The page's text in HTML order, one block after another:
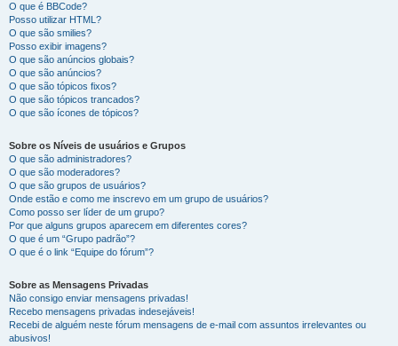
O que é BBCode?
Posso utilizar HTML?
O que são smilies?
Posso exibir imagens?
O que são anúncios globais?
O que são anúncios?
O que são tópicos fixos?
O que são tópicos trancados?
O que são ícones de tópicos?
Sobre os Níveis de usuários e Grupos
O que são administradores?
O que são moderadores?
O que são grupos de usuários?
Onde estão e como me inscrevo em um grupo de usuários?
Como posso ser líder de um grupo?
Por que alguns grupos aparecem em diferentes cores?
O que é um “Grupo padrão”?
O que é o link “Equipe do fórum”?
Sobre as Mensagens Privadas
Não consigo enviar mensagens privadas!
Recebo mensagens privadas indesejáveis!
Recebi de alguém neste fórum mensagens de e-mail com assuntos irrelevantes ou
abusivos!